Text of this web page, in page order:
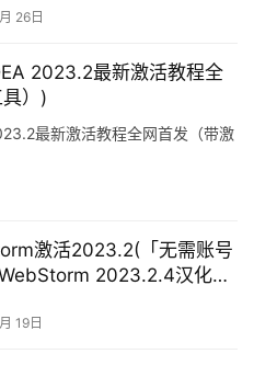
26日
2023.2最新激活教程全
）)
最新激活教程全网首发（带激
激活2023.2(「无需账号
2023.2.4汉化激
19日